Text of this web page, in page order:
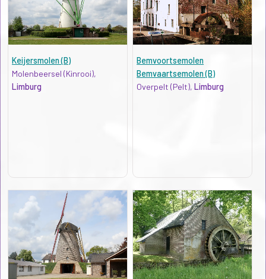
Keijersmolen (B)
Molenbeersel (Kinrooi),
Limburg
Bemvoortsemolen
Bemvaartsemolen (B)
Overpelt (Pelt),Limburg